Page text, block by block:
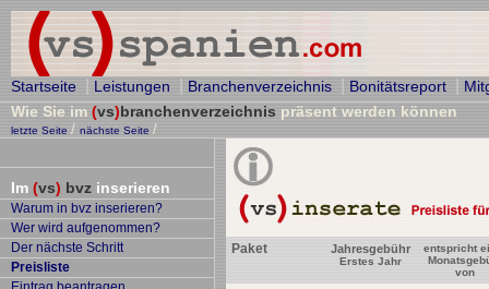
Startseite Leistungen Branchenverzeichnis Bonitätsreport
Wie Sie im (vs)branchenverzeichnis präsent werden können
letzte Seite / nächste Seite /
Im (vs) bvz inserieren
Warum in bvz inserieren?
Wer wird aufgenommen?
Der nächste Schritt
Preisliste
Paket Jahresgebühr
Erstes Jahr
entspricht
von